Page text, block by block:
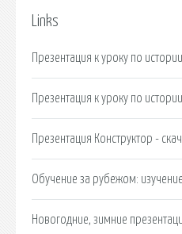
Links
Презентация к уроку по
Презентация к уроку по
Презентация Конструктор -
Обучение за рубежом:
Новогодние, зимние